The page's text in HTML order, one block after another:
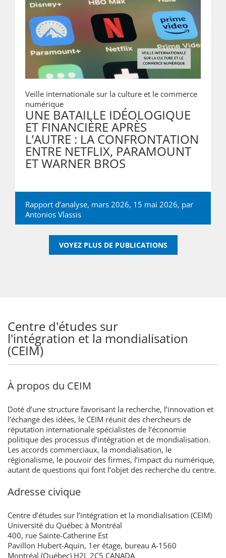
Veille internationale sur la culture et le commerce
numérique
UNE BATAILLE IDÉOLOGIQUE
ET FINANCIÈRE APRÈS
L’AUTRE : LA CONFRONTATION
ENTRE NETFLIX, PARAMOUNT
ET WARNER BROS
Rapport d’analyse, mars 2026, 15 mai 2026, par
Antonios Vlassis
VOYEZ PLUS DE PUBLICATIONS
Centre d'études sur
l'intégration et la mondialisation
(CEIM)
À propos du CEIM
Doté d’une structure favorisant la recherche, l’innovation et
l’échange des idées, le CEIM réunit des chercheurs de
réputation internationale spécialistes de l’économie
politique des processus d’intégration et de mondialisation.
Les accords commerciaux, la mondialisation, le
régionalisme, le pouvoir des firmes, l’impact du numérique,
autant de questions qui font l’objet des recherche du centre.
Adresse civique
Centre d’études sur l’intégration et la mondialisation (CEIM)
Université du Québec à Montréal
400, rue Sainte-Catherine Est
Pavillon Hubert-Aquin, 1er étage, bureau A-1560
Montréal (Québec) H2L 2C5 CANADA